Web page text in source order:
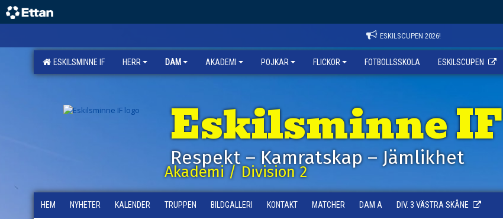
ESKILSCUPEN 2026!
ESKILSMINNE IF HERR DAM AKADEMI POJKAR FLICKOR FOTBOLLSSKOLA ESKILSCUPEN
Eskilsminne IF
Respekt – Kamratskap – Jämlikhet
Akademi / Division 2
HEM NYHETER KALENDER TRUPPEN BILDGALLERI KONTAKT MATCHER DAM A DIV. 3 VÄSTRA SKÅNE